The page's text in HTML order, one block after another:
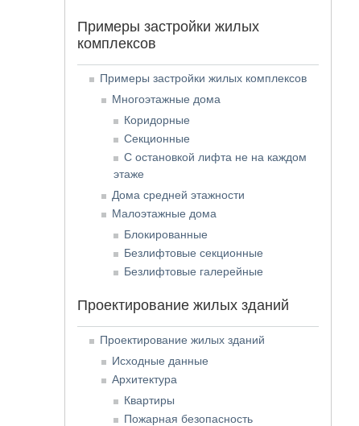
Примеры застройки жилых
комплексов
Примеры застройки жилых комплексов
Многоэтажные дома
Коридорные
Секционные
С остановкой лифта не на каждом
этаже
Дома средней этажности
Малоэтажные дома
Блокированные
Безлифтовые секционные
Безлифтовые галерейные
Проектирование жилых зданий
Проектирование жилых зданий
Исходные данные
Архитектура
Квартиры
Пожарная безопасность